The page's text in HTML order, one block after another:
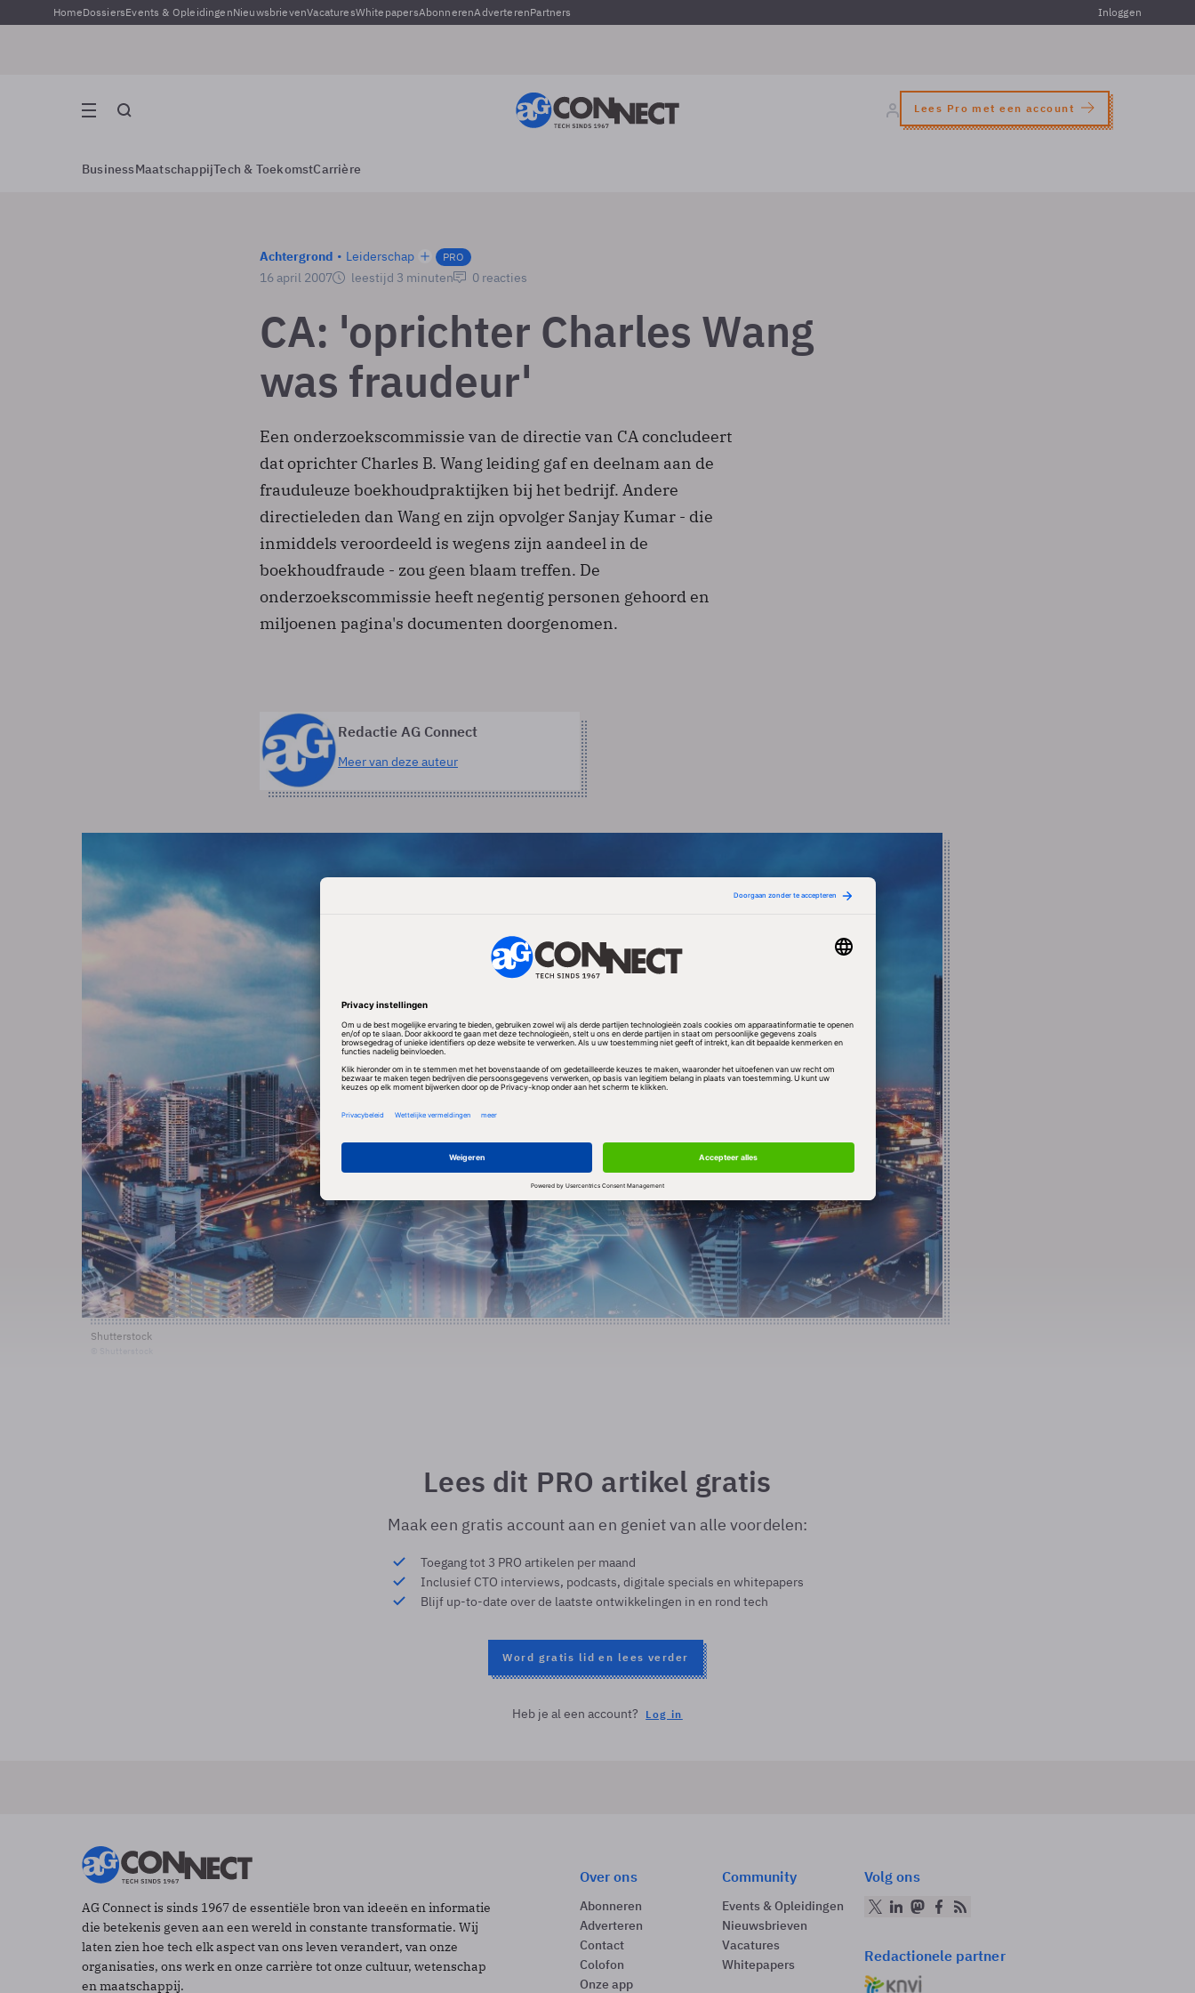
HomeDossiersEvents & OpleidingenNieuwsbrievenVacaturesWhitepapersAbonnerenAdverterenPartners Inloggen
Lees Pro met een account
BusinessMaatschappijTech & ToekomstCarrière
Achtergrond Leiderschap PRO
16 april 2007 leestijd 3 minuten 0 reacties
CA: 'oprichter Charles Wang
was fraudeur'
Een onderzoekscommissie van de directie van CA concludeert
dat oprichter Charles B. Wang leiding gaf en deelnam aan de
frauduleuze boekhoudpraktijken bij het bedrijf. Andere
directieleden dan Wang en zijn opvolger Sanjay Kumar - die
inmiddels veroordeeld is wegens zijn aandeel in de
boekhoudfraude - zou geen blaam treffen. De
onderzoekscommissie heeft negentig personen gehoord en
miljoenen pagina's documenten doorgenomen.
Redactie AG Connect
Meer van deze auteur
Shutterstock
Lees dit PRO artikel gratis
Maak een gratis account aan en geniet van alle voordelen:
Toegang tot 3 PRO artikelen per maand
Inclusief CTO interviews, podcasts, digitale specials en whitepapers
Blijf up-to-date over de laatste ontwikkelingen in en rond tech
Word gratis lid en lees verder
Heb je al een account? Log in
AG Connect is sinds 1967 de essentiële bron van ideeën en informatie
die betekenis geven aan een wereld in constante transformatie. Wij
laten zien hoe tech elk aspect van ons leven verandert, van onze
organisaties, ons werk en onze carrière tot onze cultuur, wetenschap
en maatschappij.
Over ons
Abonneren
Adverteren
Contact
Colofon
Onze app
Community
Events & Opleidingen
Nieuwsbrieven
Vacatures
Whitepapers
Volg ons
Redactionele partner